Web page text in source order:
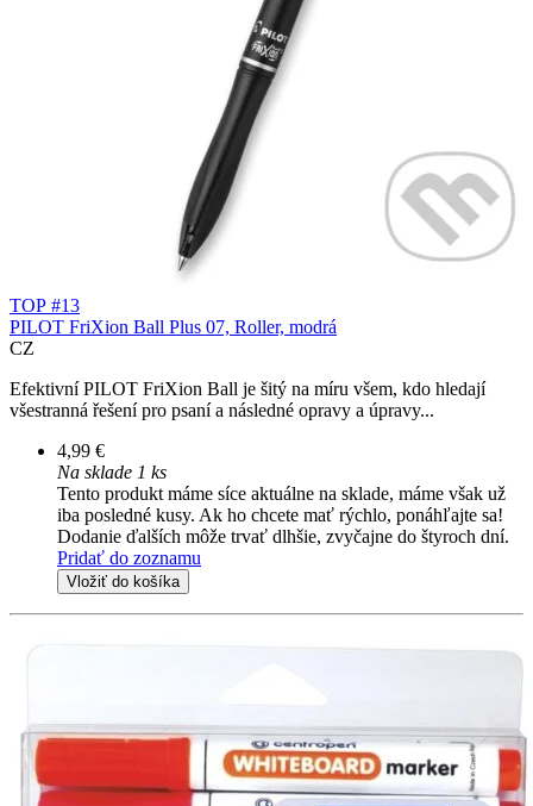
TOP #13
PILOT FriXion Ball Plus 07, Roller, modrá
CZ
Efektivní PILOT FriXion Ball je šitý na míru všem, kdo hledají
všestranná řešení pro psaní a následné opravy a úpravy...
4,99 €
Na sklade 1 ks
Tento produkt máme síce aktuálne na sklade, máme však už
iba posledné kusy. Ak ho chcete mať rýchlo, ponáhľajte sa!
Dodanie ďalších môže trvať dlhšie, zvyčajne do štyroch dní.
Pridať do zoznamu
Vložiť do košíka